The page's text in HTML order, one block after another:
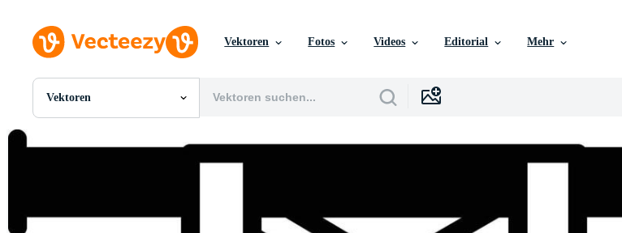
Vektoren Fotos Videos Editorial Mehr
Vektoren
Alle Bilder
Vektoren